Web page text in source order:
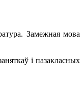
Замежная мова
і пазакласных